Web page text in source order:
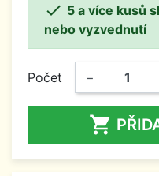
 5 a více kusů
nebo vyzvednutí
Počet −
